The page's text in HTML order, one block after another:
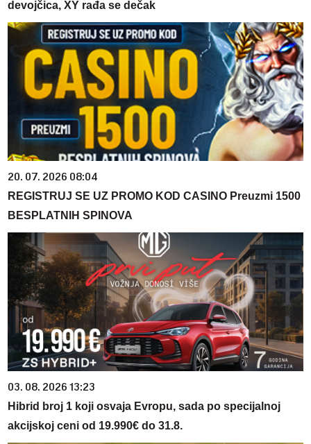
devojčica, XY rađa se dečak
20. 07. 2026 08:04
REGISTRUJ SE UZ PROMO KOD CASINO Preuzmi 1500
BESPLATNIH SPINOVA
03. 08. 2026 13:23
Hibrid broj 1 koji osvaja Evropu, sada po specijalnoj
akcijskoj ceni od 19.990€ do 31.8.